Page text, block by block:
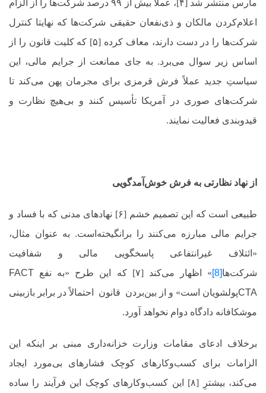
مارس منتشر شد [۴]، عملاً بیش از ۹۹
درصدشرکت‌ها را از الزام
اعلام‌کردن مالکان و ذی‌نفعان حقیقی شرکت‌ها که نهایتا کنترل
شرکت‌ها را در دست دارند،
معاف کرده [۵] که کلیت قانون را از
اساس زیر سوال می‌برد. به جای ممانعت از جرایم مالی، این
سیاستِ جدید عملاً فرش قرمزی برای مجرمان پهن می‌کند تا
شرکت‌های صوری در آمریکا تأسیس کنند و بی‌هیچ نظارت و
قیدوبندی فعالیت نمایند.
از نهاد نظارتی به فرش خوش‌آمدگویی
طبیعی است که این تصمیم خشم [۶] نهادهای مدنی که با فساد و
جرایم مالی مبارزه می‌کنند را برانگیخته‌است. به عنوان مثال،
«ائتلاف غیرانتفاعی پاسخگویی مالی و شفافیت
شرکت‌ها[8]
»
FACTاظهار می‌کند [۷] که این طرح «به نفع
پولشویان است» و از بین‌بردن قانونCTA
احتمالاً در برابر بازبینی
موشکافانه دادگاه دوام نخواهد آورد.
برخلاف ادعای مقامات وزارت خزانه‌داری مبنی بر اینکه این
الزامات برای کسب‌وکارهای کوچک فشارهای بی‌مورد ایجاد
می‌کند، بیشترِ [۸] این کسب‌وکارهای کوچک این فرآیند را ساده